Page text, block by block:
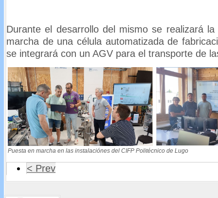
Durante el desarrollo del mismo se realizará
marcha de una célula automatizada de
se integrará con un AGV para el transporte de
Puesta en marcha en las instalaciónes del CIFP Politécnico de Lugo
< Prev